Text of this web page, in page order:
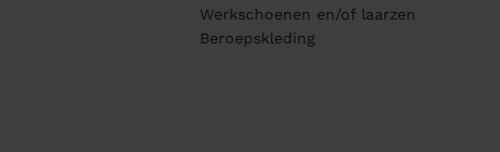
Werkschoenen en/of laarzen
Beroepskleding